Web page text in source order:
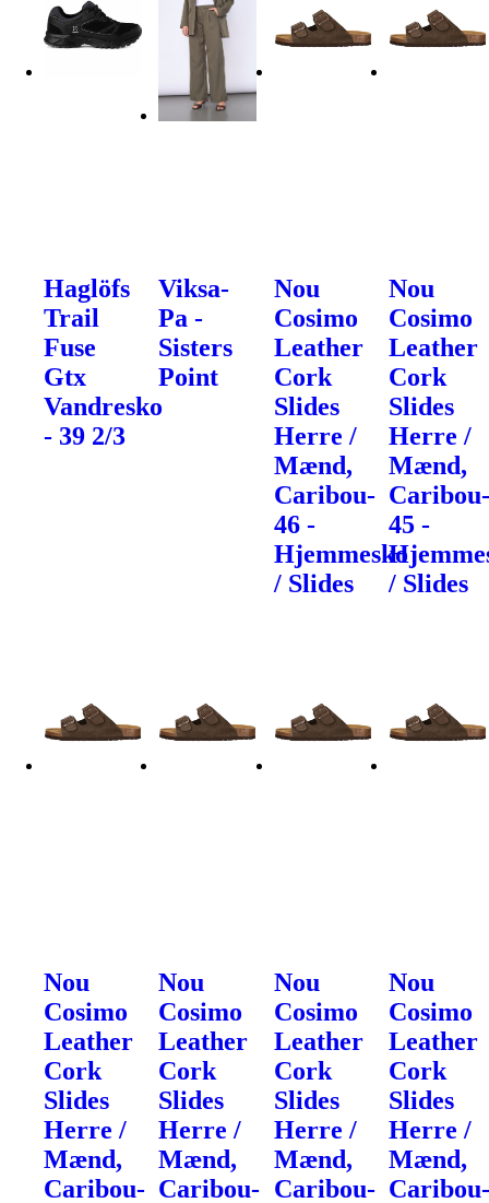
Haglöfs
Trail
Fuse
Gtx
Vandresko
- 39 2/3
Viksa-
Pa -
Sisters
Point
Nou
Cosimo
Leather
Cork
Slides
Herre /
Mænd,
Caribou-
46 -
Hjemmesko
/ Slides
Nou
Cosimo
Leather
Cork
Slides
Herre /
Mænd,
45 -
/ Slides
Nou
Cosimo
Leather
Cork
Slides
Herre /
Mænd,
Caribou-
Nou
Cosimo
Leather
Cork
Slides
Herre /
Mænd,
Caribou-
Nou
Cosimo
Leather
Cork
Slides
Herre /
Mænd,
Caribou-
Nou
Cosimo
Leather
Cork
Slides
Herre /
Mænd,